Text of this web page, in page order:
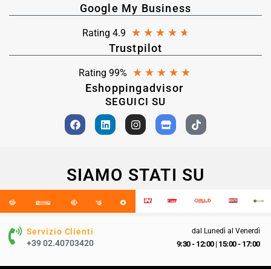
Google My Business
Rating 4.9 ★ ★ ★ ★ ★
Trustpilot
Rating 99% ★ ★ ★ ★ ★
Eshoppingadvisor
SEGUICI SU
SIAMO STATI SU
Servizio Clienti
+39 02.40703420
dal Lunedì al Venerdì
9:30 - 12:00| 15:00 - 17:00